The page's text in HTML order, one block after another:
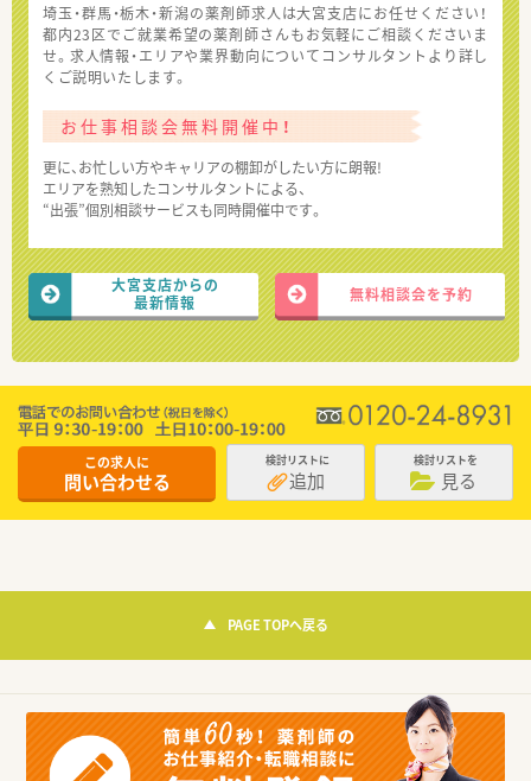
埼玉・群馬・栃木・新潟の薬剤師求人は大宮支店にお任せください！
都内23区でご就業希望の薬剤師さんもお気軽にご相談くださいま
せ。求人情報・エリアや業界動向についてコンサルタントより詳し
くご説明いたします。
お仕事相談会無料開催中！
更に、お忙しい方やキャリアの棚卸がしたい方に朗報!
エリアを熟知したコンサルタントによる、
“出張”個別相談サービスも同時開催中です。
大宮支店からの
最新情報
無料相談会を予約
この求人に
問い合わせる
検討リストに
追加
検討リストを
見る
PAGE TOPへ戻る